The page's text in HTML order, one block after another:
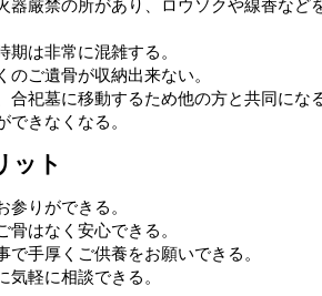
器厳禁の所があり、ロウソクや線香など
期は非常に混雑する。
のご遺骨が収納出来ない。
合祀墓に移動するため他の方と共同にな
できなくなる。
ット
参りができる。
骨はなく安心できる。
で手厚くご供養をお願いできる。
気軽に相談できる。